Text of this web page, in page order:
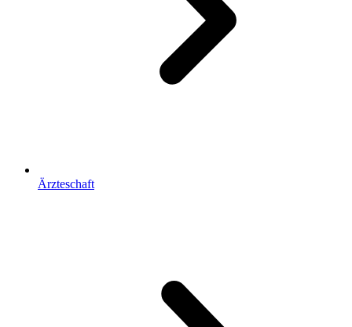
Ärzteschaft